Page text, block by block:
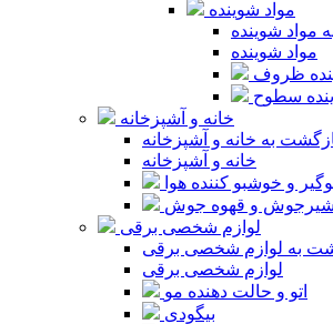
مواد شوینده
مواد شوینده
مواد شوینده
ظروف
سطوح
خانه و آشپزخانه
به خانه و آشپزخانه
خانه و آشپزخانه
و خوشبو کننده هوا
شیرجوش و قهوه جوش
لوازم شخصی برقی
به لوازم شخصی برقی
لوازم شخصی برقی
اتو و حالت دهنده مو
بیگودی